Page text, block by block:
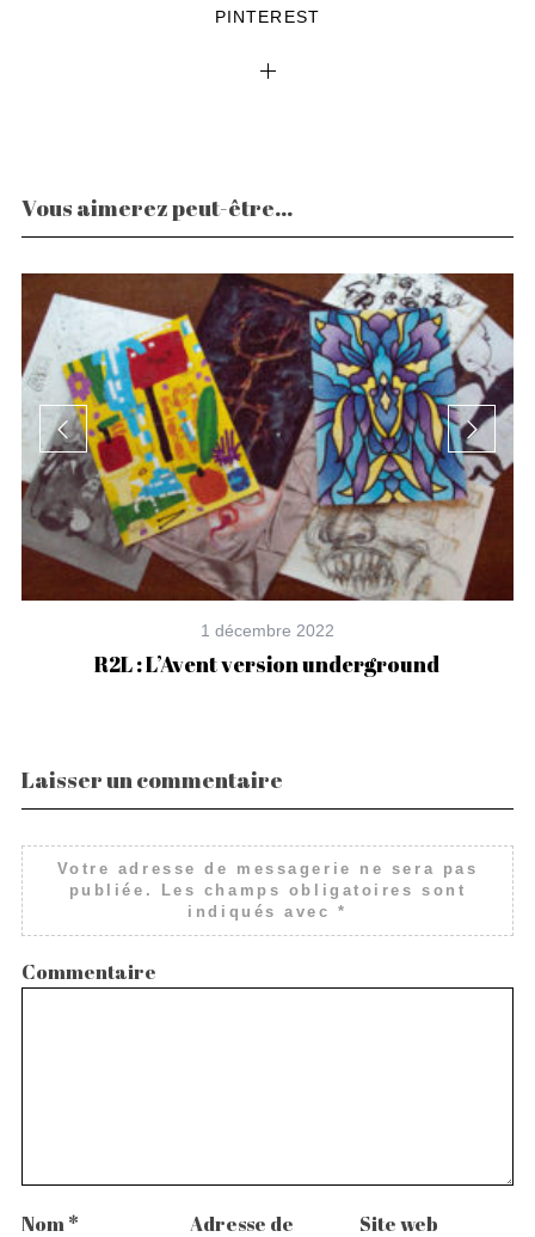
PINTEREST
Vous aimerez peut-être...
1 décembre 2022
R2L : L’Avent version underground
Laisser un commentaire
Votre adresse de messagerie ne sera pas
publiée.
Les champs obligatoires sont
indiqués avec*
Commentaire
Nom* Adresse de Site web